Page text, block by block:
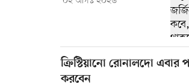
ক্রিস্টিয়ানো রোনালদো এবার
করবেন